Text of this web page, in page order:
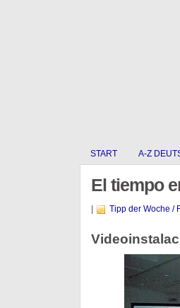
START A-Z
El tiempo
Tipp der Woche /